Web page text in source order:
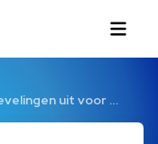
uit voor …